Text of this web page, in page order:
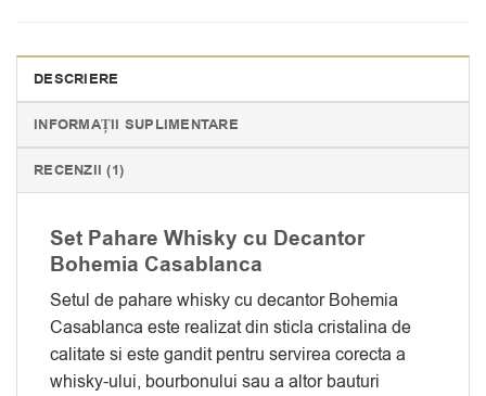
DESCRIERE
INFORMAȚII SUPLIMENTARE
RECENZII (1)
Set Pahare Whisky cu Decantor
Bohemia Casablanca
Setul de pahare whisky cu decantor Bohemia
Casablanca este realizat din sticla cristalina de
calitate si este gandit pentru servirea corecta a
whisky-ului, bourbonului sau a altor bauturi